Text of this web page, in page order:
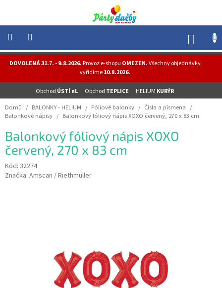
obsah
DOVOLENÁ 31.7. - 9.8.2026.Provoz e-shopu OMEZEN.Všechny objednávky
vyřídíme10.8.2026.
Obchod ÚSTÍ nL Obchod TEPLICE HELIUM KURÝR
NOVINKY
HELIUM
-
OSLAVY
MASKY
-
KOSTÝMY
Domů / BALONKY - HELIUM / Fóliové balonky / Čísla a písmena /
Balonkové nápisy / Balonkový fóliový nápis XOXO červený, 270 x 83 cm
Balonkový fóliový nápis XOXO
červený, 270 x 83 cm
Kód: 32274
Značka: Amscan / Riethmüller